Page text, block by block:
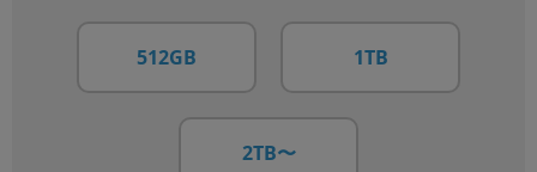
512GB 1TB
2TB〜